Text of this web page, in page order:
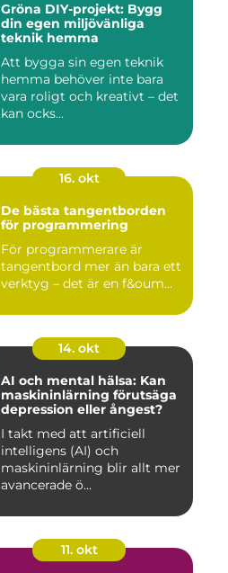
Gröna DIY-projekt: Bygg
din egen miljövänliga
teknik hemma
Att bygga sin egen teknik
hemma behöver inte bara
vara roligt och kreativt – det
kan ocks...
16. okt
De bästa tangentborden
för programmering
För programmerare är
tangentbord mer än bara ett
verktyg – det är en f&oum...
14. okt
AI och mental hälsa: Kan
maskininlärning förutsäga
depression eller ångest?
I takt med att artificiell
intelligens (AI) och
maskininlärning blir allt mer
avancerade ö...
11. okt